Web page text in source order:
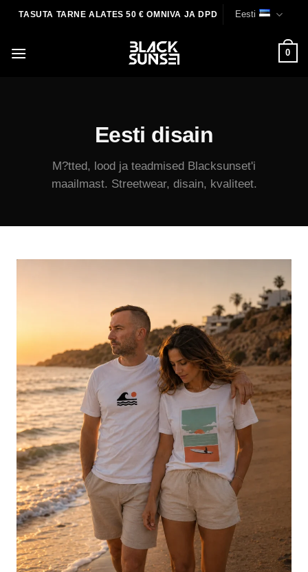
TASUTA TARNE ALATES 50 € OMNIVA JA DPD Eesti
0
Eesti disain
M?tted, lood ja teadmised Blacksunset'i
maailmast. Streetwear, disain, kvaliteet.